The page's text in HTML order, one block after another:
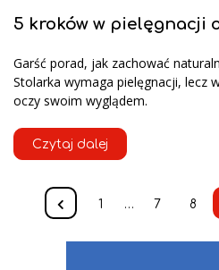
5 kroków w pielęgnacji
Garść porad, jak zachować
Stolarka wymaga pielęgnacji, lecz
oczy swoim wyglądem.
Czytaj dalej
1 … 7 8